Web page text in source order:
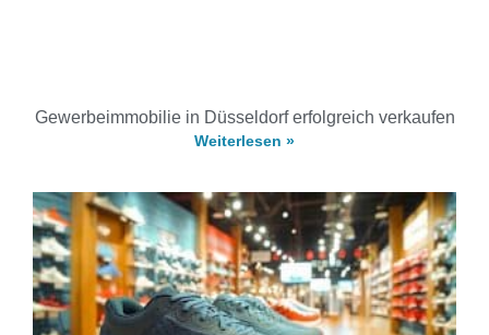
Gewerbeimmobilie in Düsseldorf erfolgreich verkaufen
Weiterlesen »